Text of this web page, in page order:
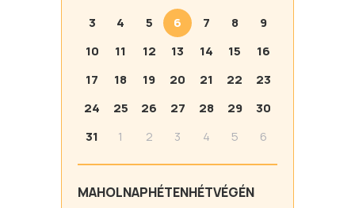
3
4 5 6 7 8
9
10
11 12 13 14 15
16
17
18 19 20 21 22
23
24
25 26 27 28 29
30
31
1 2 3 4 5 6
MAHOLNAPHÉTENHÉTVÉGÉN